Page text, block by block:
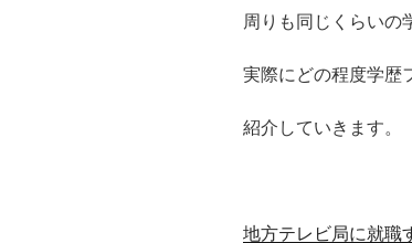
周りも同じくらいの
実際にどの程度学歴
紹介していきます。
地方テレビ局に就職